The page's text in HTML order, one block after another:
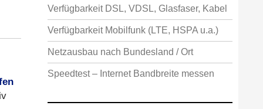
Verfügbarkeit DSL, VDSL, Glasfaser, Kabel
Verfügbarkeit Mobilfunk (LTE, HSPA u.a.)
Netzausbau nach Bundesland / Ort
Speedtest – Internet Bandbreite messen